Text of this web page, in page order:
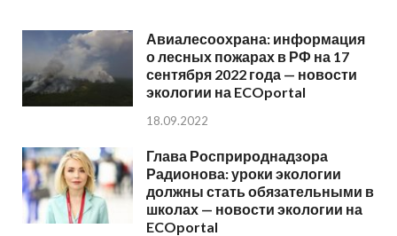
Авиалесоохрана: информация
о лесных пожарах в РФ на 17
сентября 2022 года — новости
экологии на ECOportal
18.09.2022
Глава Росприроднадзора
Радионова: уроки экологии
должны стать обязательными в
школах — новости экологии на
ECOportal